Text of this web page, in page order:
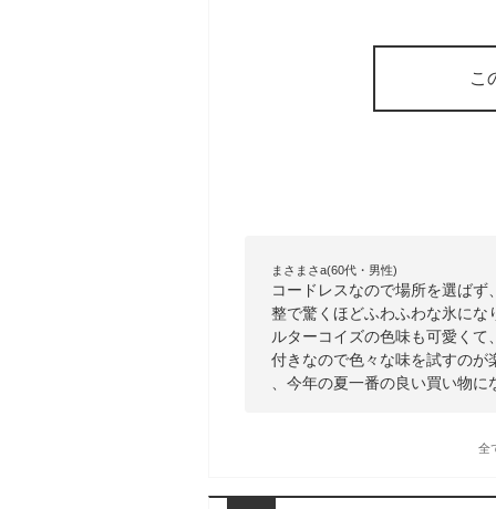
こ
まさまさa(60代・男性)
コードレスなので場所を選ば
整で驚くほどふわふわな氷に
ルターコイズの色味も可愛く
付きなので色々な味を試すの
、今年の夏一番の良い買い物に
全